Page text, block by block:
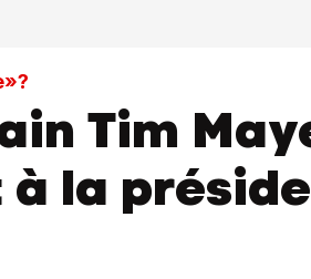
Tim
la